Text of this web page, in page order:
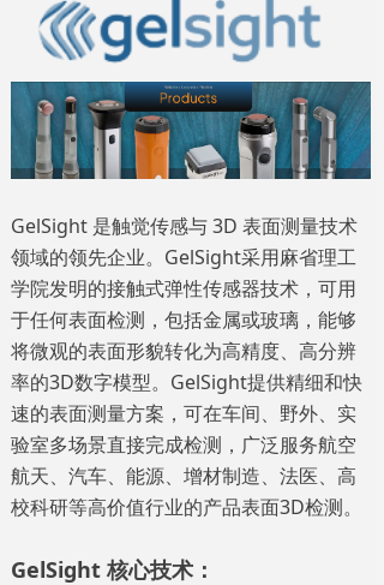
GelSight 是触觉传感与 3D 表面测量技术
领域的领先企业。GelSight采用麻省理工
学院发明的接触式弹性传感器技术，可用
于任何表面检测，包括金属或玻璃，能够
将微观的表面形貌转化为高精度、高分辨
率的3D数字模型。GelSight提供精细和快
速的表面测量方案， 可在车间、野外、实
验室多场景直接完成检测，广泛服务航空
航天、汽车、能源、增材制造、法医、高
校科研等高价值行业的产品表面3D检测。
GelSight 核心技术：